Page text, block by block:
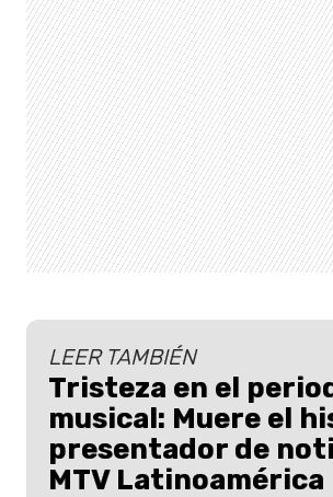
LEER TAMBIÉN
Tristeza en el
musical: Muere el
presentador de
MTV Latinoamérica